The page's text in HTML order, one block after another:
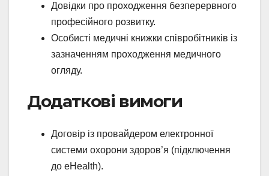
Довідки про проходження безперервного
професійного розвитку.
Особисті медичні книжки співробітників із
зазначенням проходження медичного
огляду.
Додаткові вимоги
Договір із провайдером електронної
системи охорони здоров’я (підключення
до eHealth).